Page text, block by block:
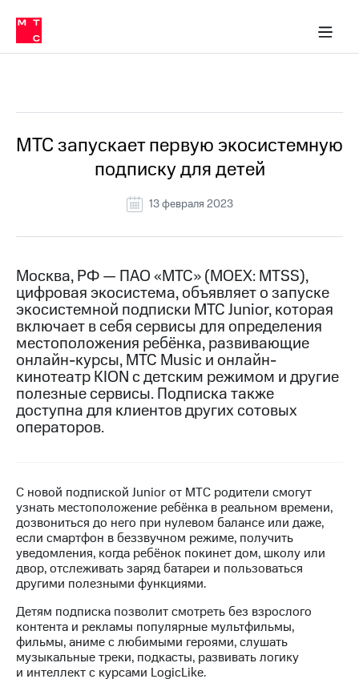
Медиа-центр
и акционерам
Устойчивое развитие
Комплаенс и деловая этика
компании
Карьера
История
компании
Руководство
Контакты
Медиа-центр
Пресс-
релизы
МТС
о технологиях
Достижения
Финансовая
отчетность
Контакты
Новости
в
и акционерам
Корпоративное
управление
в МТС
Пресс-
релизы
о технологиях
МТС запускает первую экосистемную
подписку для детей
13 февраля 2023
Москва, РФ — ПАО «МТС» (MOEX: MTSS),
цифровая экосистема, объявляет о запуске
экосистемной подписки МТС Junior, которая
включает в себя сервисы для определения
местоположения ребёнка, развивающие
онлайн-курсы, МТС Music и онлайн-
кинотеатр KION с детским режимом и другие
полезные сервисы. Подписка также
доступна для клиентов других сотовых
операторов.
С новой подпиской Junior от МТС родители смогут
узнать местоположение ребёнка в реальном времени,
дозвониться до него при нулевом балансе или даже,
если смартфон в беззвучном режиме, получить
уведомления, когда ребёнок покинет дом, школу или
двор, отслеживать заряд батареи и пользоваться
другими полезными функциями.
Детям подписка позволит смотреть без взрослого
контента и рекламы популярные мультфильмы,
фильмы, аниме с любимыми героями, слушать
музыкальные треки, подкасты, развивать логику
и интеллект с курсами LogicLike.